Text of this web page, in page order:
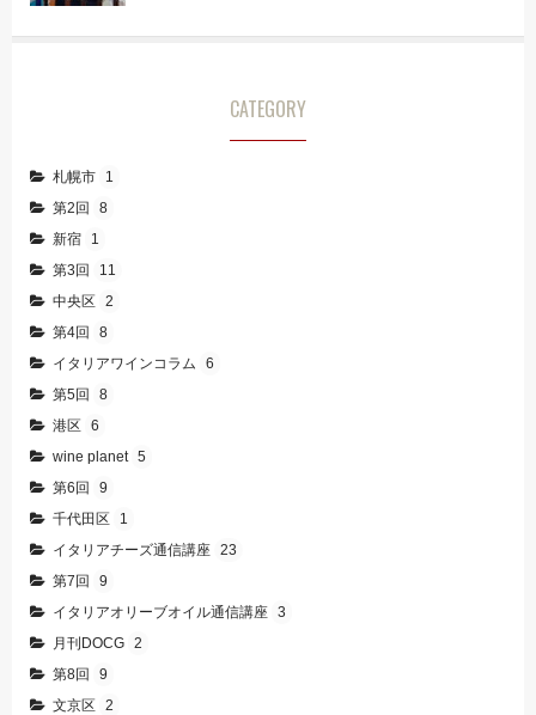
CATEGORY
札幌市
1
第2回
8
新宿
1
第3回
11
中央区 2
第4回
8
イタリアワインコラム
6
第5回
8
港区 6
wine planet 5
第6回
9
千代田区
1
イタリアチーズ通信講座 23
第7回
9
イタリアオリーブオイル通信講座 3
月刊DOCG 2
第8回
9
文京区 2